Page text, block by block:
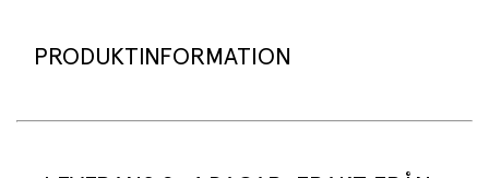
PRODUKTINFORMATION